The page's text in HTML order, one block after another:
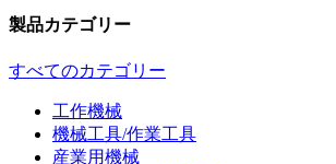
製品カテゴリー
すべてのカテゴリー
工作機械
機械工具/作業工具
産業用機械